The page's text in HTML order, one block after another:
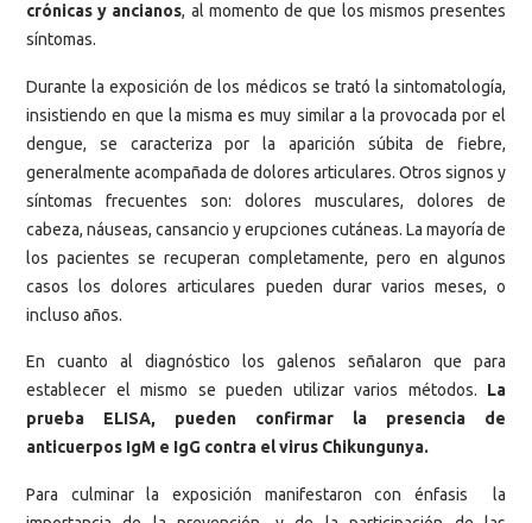
crónicas y ancianos, al momento de que los mismos presentes
síntomas.
Durante la exposición de los médicos se trató la sintomatología,
insistiendo en que la misma es muy similar a la provocada por el
dengue, se caracteriza por la aparición súbita de fiebre,
generalmente acompañada de dolores articulares. Otros signos y
síntomas frecuentes son: dolores musculares, dolores de
cabeza, náuseas, cansancio y erupciones cutáneas. La mayoría de
los pacientes se recuperan completamente, pero en algunos
casos los dolores articulares pueden durar varios meses, o
incluso años.
En cuanto al diagnóstico los galenos señalaron que para
establecer el mismo se pueden utilizar varios métodos. La
prueba ELISA, pueden confirmar la presencia de
anticuerpos IgM e IgG contra el virus Chikungunya.
Para culminar la exposición manifestaron con énfasis la